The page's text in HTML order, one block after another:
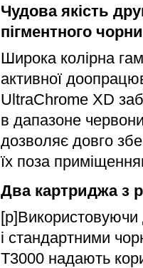
Чудова якість
пігментного
Широка колірна
активної
UltraChrome XD
в дапазоне
дозволяє довго
їх поза
Два картриджа з
[p]Використовуючи
і стандартними
T3000 надають